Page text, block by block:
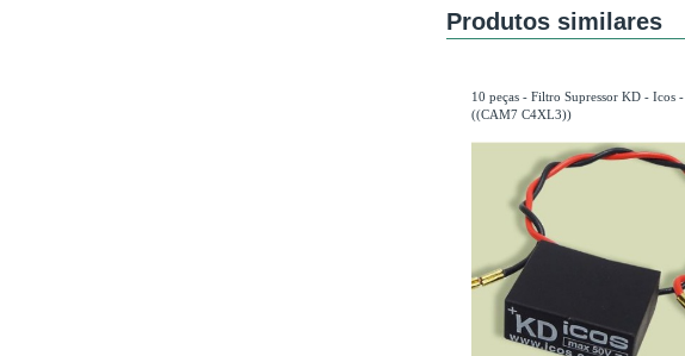
Produtos similares
10 peças - Filtro Supressor KD - Icos -
((CAM7 C4XL3))